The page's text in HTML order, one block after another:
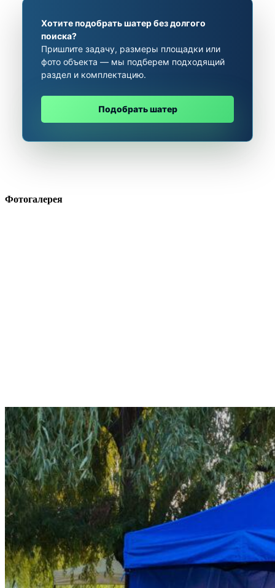
Хотите подобрать шатер без долгого
поиска?
Пришлите задачу, размеры площадки или
фото объекта — мы подберем подходящий
раздел и комплектацию.
Подобрать шатер
Фотогалерея